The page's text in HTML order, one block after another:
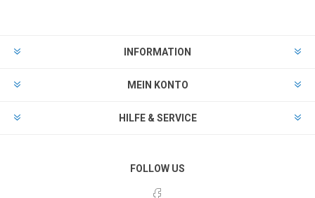
INFORMATION
MEIN KONTO
HILFE & SERVICE
FOLLOW US